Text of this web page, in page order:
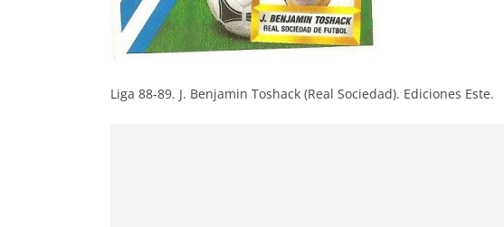
Liga 88-89. J. Benjamin Toshack (Real Sociedad). Ediciones Este.